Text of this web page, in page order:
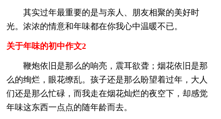
其实过年最重要的是与亲人、朋友相聚的美好时
光。浓浓的情意和年味都在你我心中温暖不已。
关于年味的初中作文2
鞭炮依旧是那么的响亮，震耳欲聋；烟花依旧是那
么的绚烂，眼花缭乱。孩子还是那么盼望着过年，大人
们还是那么忙碌，而我走在烟花灿烂的夜空下，却感觉
年味这东西一点点的随年龄而去。